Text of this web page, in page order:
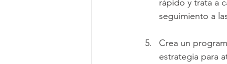
rápido y trata a
seguimiento a
Crea un
estrategia para